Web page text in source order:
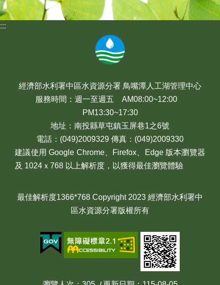
:::
經濟部水利署中區水資源分署 鳥嘴潭人工湖管理中心
服務時間：週一至週五 AM08:00~12:00
PM13:30~17:30
地址：南投縣草屯鎮玉屏巷1之6號
電話：(049)2009329 傳真：(049)2009330
建議使用 Google Chrome、Firefox、Edge 版本瀏覽器
及 1024ｘ768 以上解析度，以獲得最佳瀏覽體驗
最佳解析度1366*768 Copyright 2023 經濟部水利署中
區水資源分署版權所有